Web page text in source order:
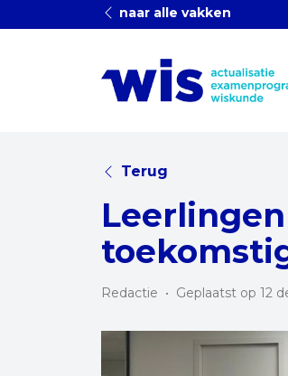
naar alle vakken
Terug
Redactie • Geplaatst op 12